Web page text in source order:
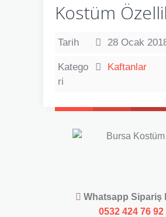
Kostüm
Tarih 28 Ocak
Katego
ri
Kaftanlar
Whatsapp Sipariş
0532 424 76 92